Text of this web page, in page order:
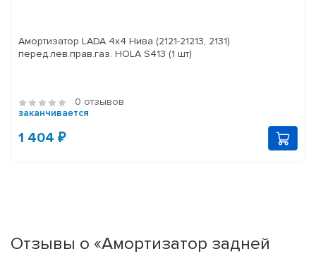
Амортизатор LADA 4x4 Нива (2121-21213, 2131)
перед.лев.прав.газ. HOLA S413 (1 шт)
0 отзывов
заканчивается
1 404 ₽
Отзывы о «Амортизатор задней